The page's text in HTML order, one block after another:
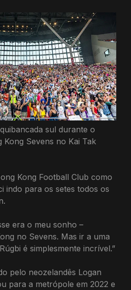
sul durante o
Sevens no Kai Tak
Kong Football Club como
indo para os setes todos os
era o meu sonho –
no Sevens. Mas ir a uma
é simplesmente incrível.”
pelo neozelandês Logan
para a metrópole em 2022 e